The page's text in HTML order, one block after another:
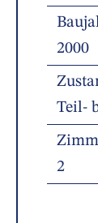
2000
Teil-
2